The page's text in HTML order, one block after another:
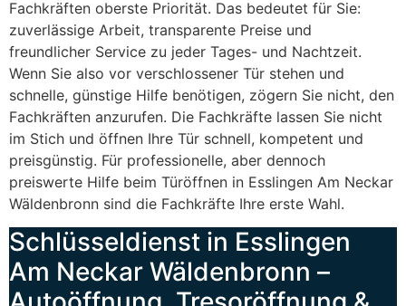
Fachkräften oberste Priorität. Das bedeutet für Sie:
zuverlässige Arbeit, transparente Preise und
freundlicher Service zu jeder Tages- und Nachtzeit.
Wenn Sie also vor verschlossener Tür stehen und
schnelle, günstige Hilfe benötigen, zögern Sie nicht, den
Fachkräften anzurufen. Die Fachkräfte lassen Sie nicht
im Stich und öffnen Ihre Tür schnell, kompetent und
preisgünstig. Für professionelle, aber dennoch
preiswerte Hilfe beim Türöffnen in Esslingen Am Neckar
Wäldenbronn sind die Fachkräfte Ihre erste Wahl.
Schlüsseldienst in Esslingen
Am Neckar Wäldenbronn –